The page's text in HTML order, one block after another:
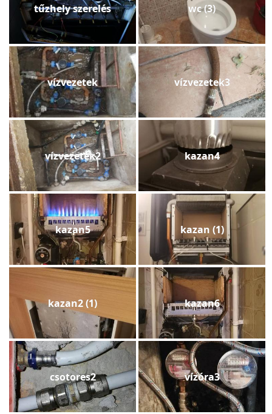
tűzhely szerelés wc (3)
vízvezetek vízvezetek3
vízvezetek2 kazan4
kazan5 kazan (1)
kazan2 (1) kazan6
csotores2 vízóra3